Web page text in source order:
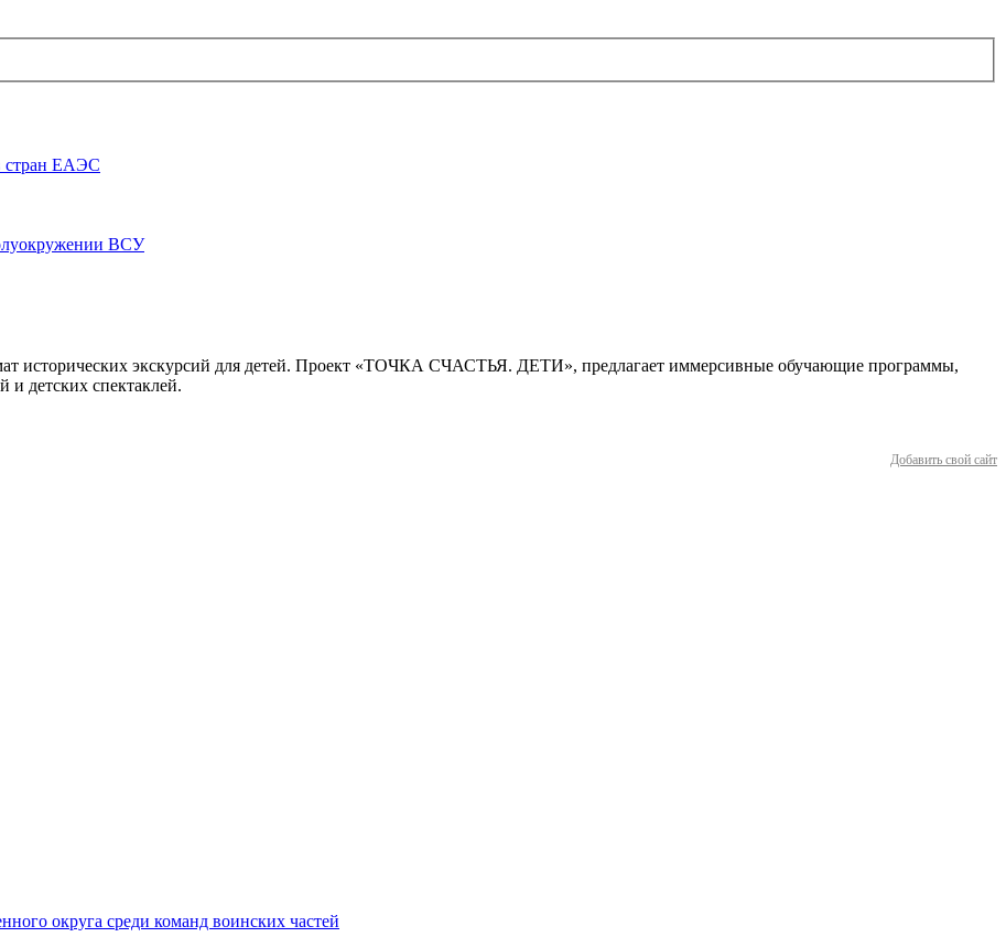
стран ЕАЭС
ВСУ
исторических экскурсий для детей. Проект «ТОЧКА СЧАСТЬЯ. ДЕТИ», предлагает иммерсивные обучающие программы,
и детских спектаклей.
Добавить свой сайт
округа среди команд воинских частей